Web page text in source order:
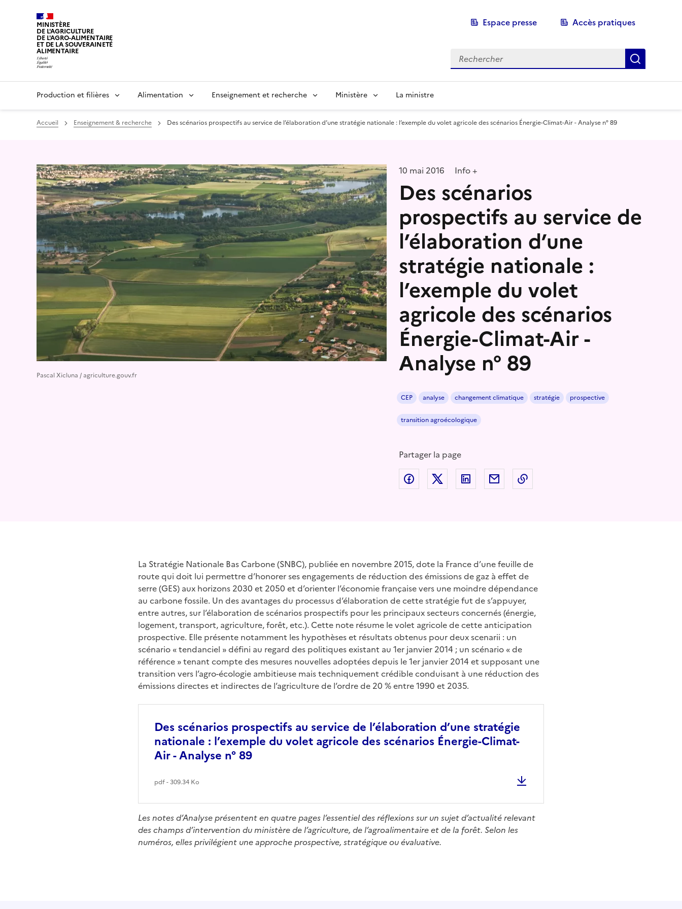
MINISTÈRE
DE L'AGRICULTURE
DE L'AGRO-ALIMENTAIRE
ET DE LA SOUVERAINETÉ
ALIMENTAIRE
Espace presse Accès pratiques
Recherche
Production et filières Alimentation Enseignement et recherche Ministère La ministre
Accueil Enseignement & recherche Des scénarios prospectifs au service de l’élaboration d’une stratégie nationale : l’exemple du volet agricole des scénarios Énergie-Climat-Air - Analyse n° 89
Pascal Xicluna / agriculture.gouv.fr
10 mai 2016 Info +
Des scénarios
prospectifs au service de
l’élaboration d’une
stratégie nationale :
l’exemple du volet
agricole des scénarios
Énergie-Climat-Air -
Analyse n° 89
CEP analyse changement climatique stratégie prospective
transition agroécologique
Partager la page
Partager sur Facebook
Partager sur Twitter
Partager sur LinkedIn
Partager par email
La Stratégie Nationale Bas Carbone (SNBC), publiée en novembre 2015, dote la France d’une feuille de
route qui doit lui permettre d’honorer ses engagements de réduction des émissions de gaz à effet de
serre (GES) aux horizons 2030 et 2050 et d’orienter l’économie française vers une moindre dépendance
au carbone fossile. Un des avantages du processus d’élaboration de cette stratégie fut de s’appuyer,
entre autres, sur l’élaboration de scénarios prospectifs pour les principaux secteurs concernés (énergie,
logement, transport, agriculture, forêt, etc.). Cette note résume le volet agricole de cette anticipation
prospective. Elle présente notamment les hypothèses et résultats obtenus pour deux scenarii : un
scénario « tendanciel » défini au regard des politiques existant au 1er janvier 2014 ; un scénario « de
référence » tenant compte des mesures nouvelles adoptées depuis le 1er janvier 2014 et supposant une
transition vers l’agro-écologie ambitieuse mais techniquement crédible conduisant à une réduction des
émissions directes et indirectes de l’agriculture de l’ordre de 20 % entre 1990 et 2035.
Des scénarios prospectifs au service de l’élaboration d’une stratégie
nationale : l’exemple du volet agricole des scénarios Énergie-Climat-
Air - Analyse n° 89
pdf - 309.34 Ko
Les notes d’Analyse présentent en quatre pages l’essentiel des réflexions sur un sujet d’actualité relevant
des champs d’intervention du ministère de l’agriculture, de l’agroalimentaire et de la forêt. Selon les
numéros, elles privilégient une approche prospective, stratégique ou évaluative.